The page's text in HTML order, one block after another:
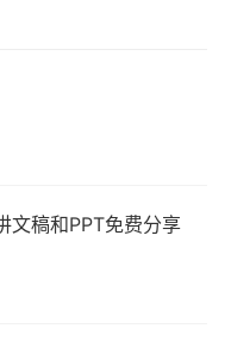
文稿和PPT免费分享